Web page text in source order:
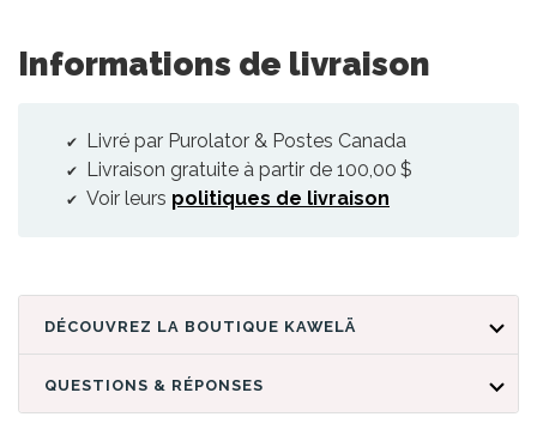
Informations de livraison
Livré par Purolator & Postes Canada
Livraison gratuite à partir de 100,00 $
Voir leurs politiques de livraison
DÉCOUVREZ LA BOUTIQUE KAWELÄ
QUESTIONS & RÉPONSES